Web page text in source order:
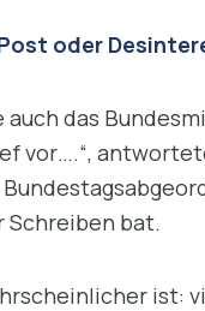
oder
auch das
vor….“,
Schreiben bat.
ist: